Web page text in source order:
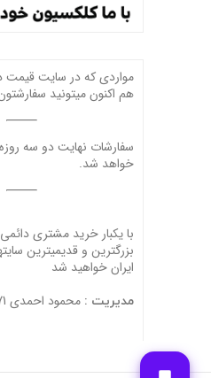
مواردی که در سایت قیمت
هم اکنون میتونید
سفارشات نهایت دو سه روزه
خواهد شد.
با یکبار خرید مشتری دائمی
بزرگترین و قدیمیترین
ایران خواهید شد
مدیریت : محمود احمدی 09113719571